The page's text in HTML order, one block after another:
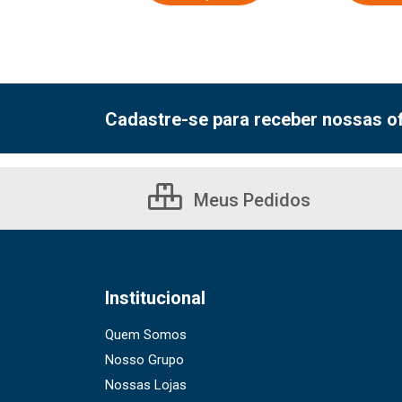
Cadastre-se para receber nossas
Meus Pedidos
Institucional
Quem Somos
Nosso Grupo
Nossas Lojas